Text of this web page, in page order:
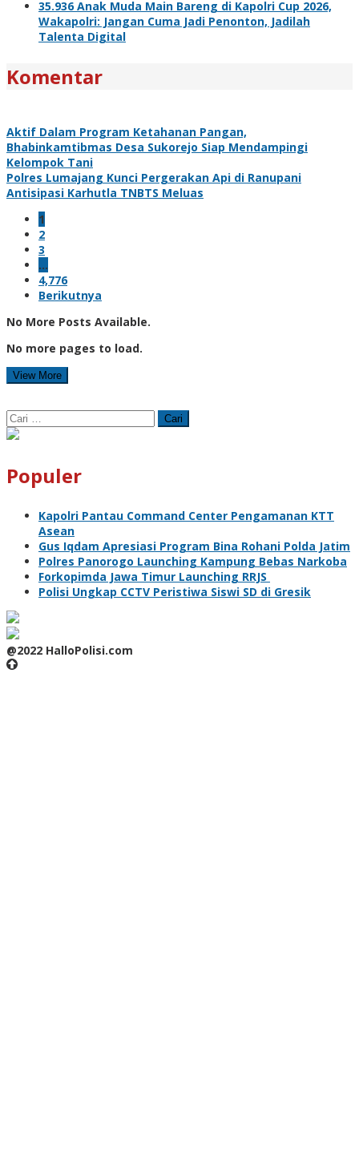
35.936 Anak Muda Main Bareng di Kapolri Cup 2026,
Wakapolri: Jangan Cuma Jadi Penonton, Jadilah
Talenta Digital
Komentar
Aktif Dalam Program Ketahanan Pangan,
Bhabinkamtibmas Desa Sukorejo Siap Mendampingi
Kelompok Tani
Polres Lumajang Kunci Pergerakan Api di Ranupani
Antisipasi Karhutla TNBTS Meluas
1
2
3
…
4,776
Berikutnya
No More Posts Available.
No more pages to load.
View More
Cari
untuk:
Populer
Kapolri Pantau Command Center Pengamanan KTT
Asean
Gus Iqdam Apresiasi Program Bina Rohani Polda Jatim
Polres Panorogo Launching Kampung Bebas Narkoba
Forkopimda Jawa Timur Launching RRJS
Polisi Ungkap CCTV Peristiwa Siswi SD di Gresik
@2022 HalloPolisi.com